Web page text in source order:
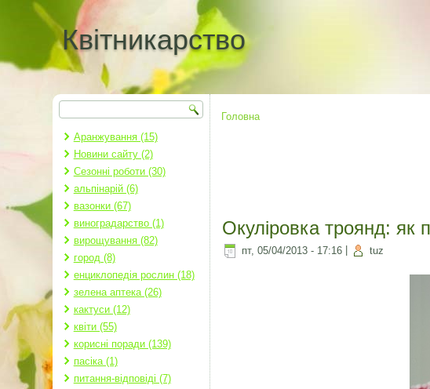
Квітникарство
Пошукова форма
Пошук
Аранжування (15)
Новини сайту (2)
Сезонні роботи (30)
альпінарій (6)
вазонки (67)
виноградарство (1)
вирощування (82)
город (8)
енциклопедія рослин (18)
зелена аптека (26)
кактуси (12)
квіти (55)
корисні поради (139)
пасіка (1)
питання-відповіді (7)
Ви є тут
Головна
Окуліровка троянд: як
пт, 05/04/2013 - 17:16 tuz